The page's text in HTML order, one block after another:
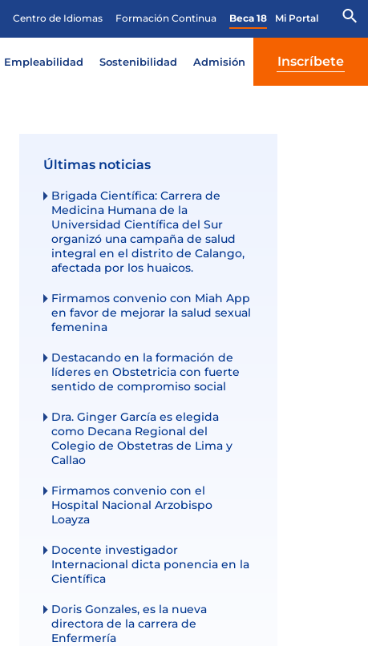
Centro de Idiomas Formación Continua Beca 18 Mi Portal
Empleabilidad Sostenibilidad Admisión Inscríbete
Últimas noticias
Brigada Científica: Carrera de
Medicina Humana de la
Universidad Científica del Sur
organizó una campaña de salud
integral en el distrito de Calango,
afectada por los huaicos.
Firmamos convenio con Miah App
en favor de mejorar la salud sexual
femenina
Destacando en la formación de
líderes en Obstetricia con fuerte
sentido de compromiso social
Dra. Ginger García es elegida
como Decana Regional del
Colegio de Obstetras de Lima y
Callao
Firmamos convenio con el
Hospital Nacional Arzobispo
Loayza
Docente investigador
Internacional dicta ponencia en la
Científica
Doris Gonzales, es la nueva
directora de la carrera de
Enfermería